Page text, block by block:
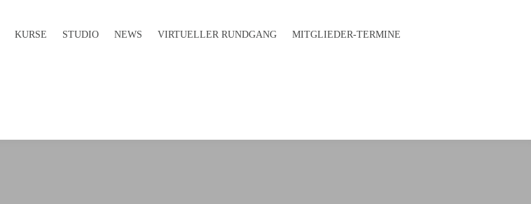
KURSE STUDIO NEWS VIRTUELLER RUND­GANG MITGLIEDER-TERMINE